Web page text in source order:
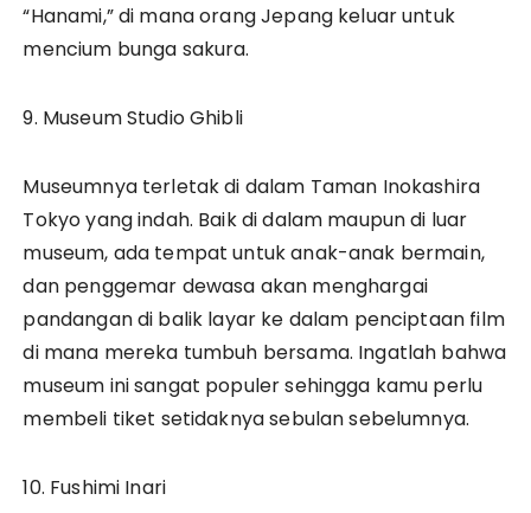
“Hanami,” di mana orang Jepang keluar untuk
mencium bunga sakura.
9. Museum Studio Ghibli
Museumnya terletak di dalam Taman Inokashira
Tokyo yang indah. Baik di dalam maupun di luar
museum, ada tempat untuk anak-anak bermain,
dan penggemar dewasa akan menghargai
pandangan di balik layar ke dalam penciptaan film
di mana mereka tumbuh bersama. Ingatlah bahwa
museum ini sangat populer sehingga kamu perlu
membeli tiket setidaknya sebulan sebelumnya.
10. Fushimi Inari